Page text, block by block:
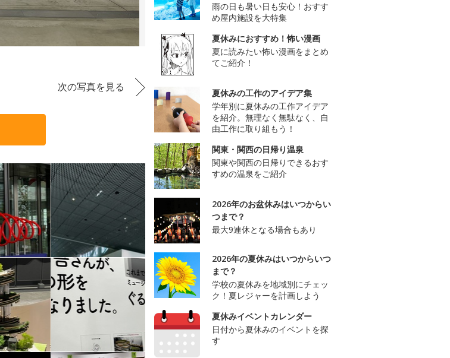
次の写真を見る
雨の日も暑い日も安心！おすす
め屋内施設を大特集
夏休みにおすすめ！怖い漫画
夏に読みたい怖い漫画をまとめ
てご紹介！
夏休みの工作のアイデア集
学年別に夏休みの工作アイデア
を紹介。無理なく無駄なく、自
由工作に取り組もう！
関東・関西の日帰り温泉
関東や関西の日帰りできるおす
すめの温泉をご紹介
2026年のお盆休みはいつからい
つまで？
最大9連休となる場合もあり
2026年の夏休みはいつからいつ
まで？
学校の夏休みを地域別にチェッ
ク！夏レジャーを計画しよう
夏休みイベントカレンダー
日付から夏休みのイベントを探
す